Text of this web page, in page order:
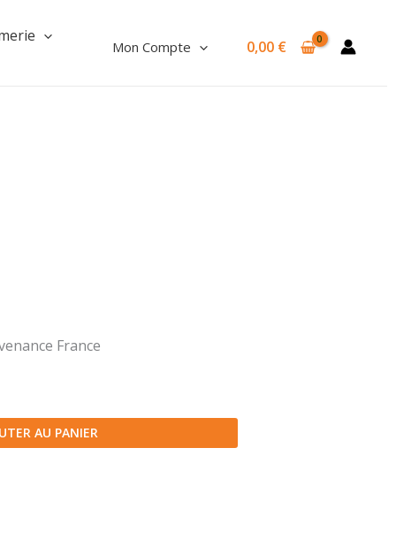
Mon Compte 0,00 €
France
AU PANIER